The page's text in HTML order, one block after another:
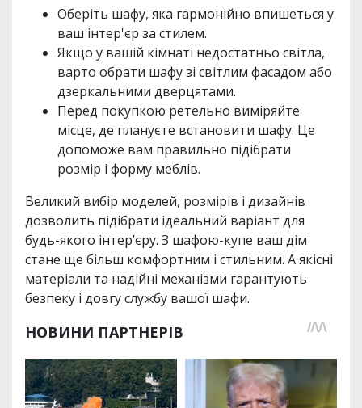
Оберіть шафу, яка гармонійно впишеться у
ваш інтер'єр за стилем.
Якщо у вашій кімнаті недостатньо світла,
варто обрати шафу зі світлим фасадом або
дзеркальними дверцятами.
Перед покупкою ретельно виміряйте
місце, де плануєте встановити шафу. Це
допоможе вам правильно підібрати
розмір і форму меблів.
Великий вибір моделей, розмірів і дизайнів
дозволить підібрати ідеальний варіант для
будь-якого інтер’єру. З шафою-купе ваш дім
стане ще більш комфортним і стильним. А якісні
матеріали та надійні механізми гарантують
безпеку і довгу службу вашої шафи.